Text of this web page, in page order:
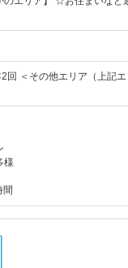
＜その他エリア（上記エ
様
間